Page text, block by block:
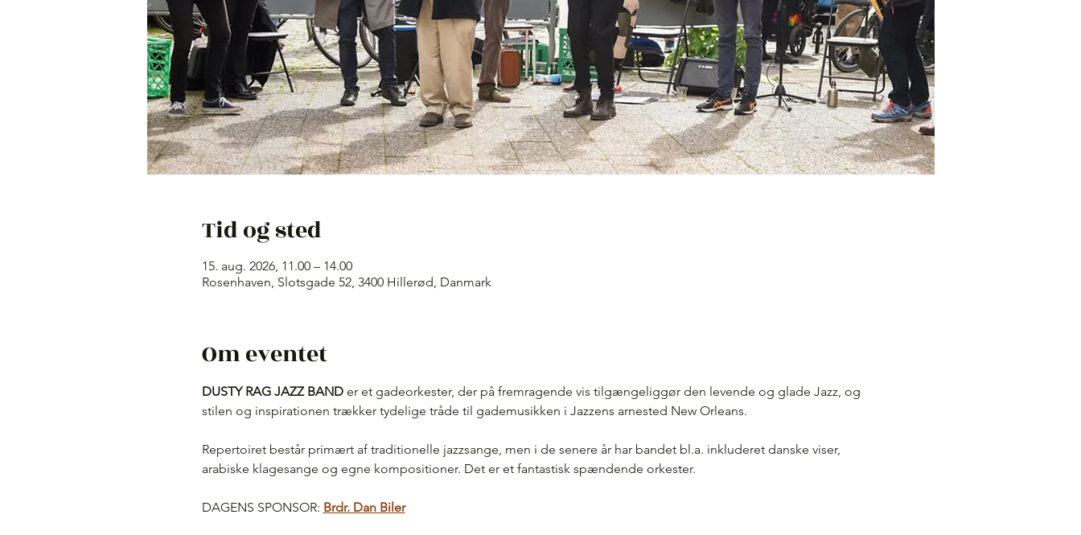
Tid og sted
15. aug. 2026, 11.00 – 14.00
Rosenhaven, Slotsgade 52, 3400 Hillerød, Danmark
Om eventet
DUSTY RAG JAZZ BAND er et gadeorkester, der på fremragende vis tilgængeliggør den levende og glade Jazz, og
stilen og inspirationen trækker tydelige tråde til gademusikken i Jazzens arnested New Orleans.
Repertoiret består primært af traditionelle jazzsange, men i de senere år har bandet bl.a. inkluderet danske viser,
arabiske klagesange og egne kompositioner. Det er et fantastisk spændende orkester.
DAGENS SPONSOR: Brdr. Dan Biler